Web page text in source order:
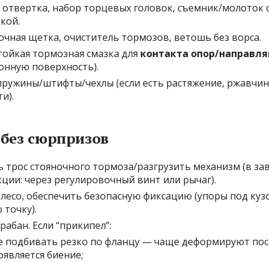
отвертка, набор торцевых головок, съемник/молоток
щетка, очиститель тормозов, ветошь без ворса.
тормозная смазка для контакта опор/
поверхность).
штифты/чехлы (если есть растяжение,
сюрпризов
трос стояночного тормоза/разгрузить механизм (в
через регулировочный винт или рычаг).
обеспечить безопасную фиксацию (упоры под
Если “прикипел”:
подбивать резко по фланцу — чаще деформируют
биение;